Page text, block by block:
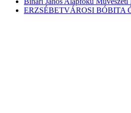
ERZSÉBETVÁROSI BÓBITA